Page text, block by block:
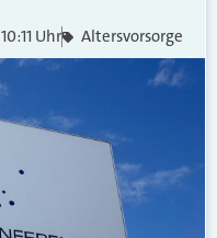
10:11 Uhr Altersvorsorge